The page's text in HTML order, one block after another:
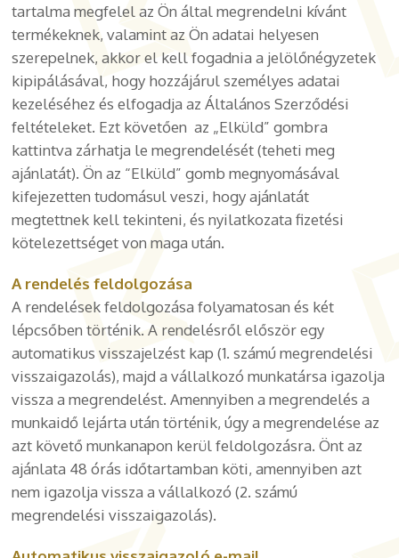
tartalma megfelel az Ön által megrendelni kívánt
termékeknek, valamint az Ön adatai helyesen
szerepelnek, akkor el kell fogadnia a jelölőnégyzetek
kipipálásával, hogy hozzájárul személyes adatai
kezeléséhez és elfogadja az Általános Szerződési
feltételeket. Ezt követően az „Elküld” gombra
kattintva zárhatja le megrendelését (teheti meg
ajánlatát). Ön az “Elküld” gomb megnyomásával
kifejezetten tudomásul veszi, hogy ajánlatát
megtettnek kell tekinteni, és nyilatkozata fizetési
kötelezettséget von maga után.
A rendelés feldolgozása
A rendelések feldolgozása folyamatosan és két
lépcsőben történik. A rendelésről először egy
automatikus visszajelzést kap (1. számú megrendelési
visszaigazolás), majd a vállalkozó munkatársa igazolja
vissza a megrendelést. Amennyiben a megrendelés a
munkaidő lejárta után történik, úgy a megrendelése az
azt követő munkanapon kerül feldolgozásra. Önt az
ajánlata 48 órás időtartamban köti, amennyiben azt
nem igazolja vissza a vállalkozó (2. számú
megrendelési visszaigazolás).